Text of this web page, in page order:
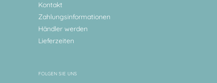
Kontakt
Zahlungsinformationen
Händler werden
Lieferzeiten
FOLGEN SIE UNS